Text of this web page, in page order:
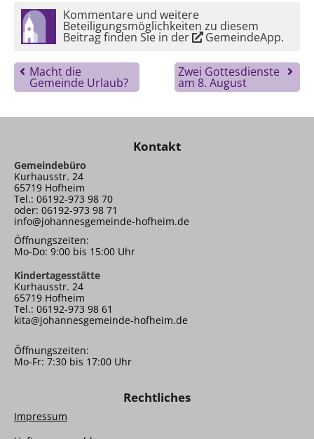
Kommentare und weitere
Beteiligungsmöglichkeiten zu diesem
Beitrag finden Sie in der GemeindeApp.
Macht die
Gemeinde Urlaub?
Zwei Gottesdienste
am 8. August
Kontakt
Gemeindebüro
Kurhausstr. 24
65719 Hofheim
Tel.: 06192-973 98 70
oder: 06192-973 98 71
info@johannesgemeinde-hofheim.de
Öffnungszeiten:
Mo-Do: 9:00 bis 15:00 Uhr
Kindertagesstätte
Kurhausstr. 24
65719 Hofheim
Tel.: 06192-973 98 61
kita@johannesgemeinde-hofheim.de
Öffnungszeiten:
Mo-Fr: 7:30 bis 17:00 Uhr
Rechtliches
Impressum